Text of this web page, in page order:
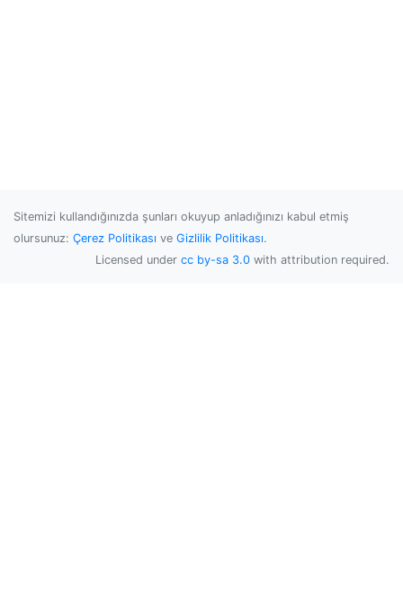
Sitemizi kullandığınızda şunları okuyup anladığınızı kabul etmiş
olursunuz: Çerez Politikası ve Gizlilik Politikası.
Licensed under cc by-sa 3.0 with attribution required.